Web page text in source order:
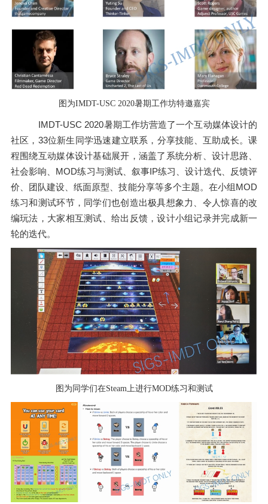
图为IMDT-USC 2020暑期工作坊特邀嘉宾
IMDT-USC 2020暑期工作坊营造了一个互动媒体设计的
社区，33位新生同学迅速建立联系，分享技能、互助成长。课
程围绕互动媒体设计基础展开，涵盖了系统分析、设计思路、
社会影响、MOD练习与测试、叙事IP练习、设计迭代、反馈评
价、团队建设、纸面原型、技能分享等多个主题。在小组MOD
练习和测试环节，同学们也创造出极具想象力、令人惊喜的改
编玩法，大家相互测试、给出反馈，设计小组记录并完成新一
轮的迭代。
图为同学们在Steam上进行MOD练习和测试